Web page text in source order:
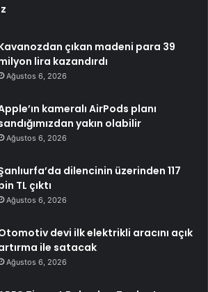
çıkan madeni para 39
lira kazandırdı
Ağustos 6, 2026
kameralı AirPods planı
yakın olabilir
Ağustos 6, 2026
dilencinin üzerinden 117
TL çıktı
Ağustos 6, 2026
devi ilk elektrikli aracını açık
ile satacak
Ağustos 6, 2026